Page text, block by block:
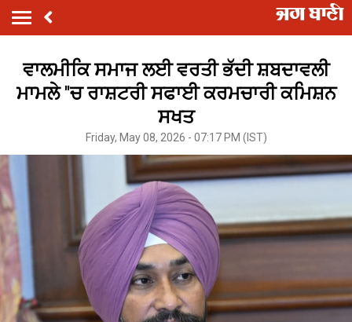
ਵਾਲਮੀਕਿ ਸਮਾਜ ਲਈ ਵਰਤੀ ਭੱਦੀ ਸ਼ਬਦਾਵਲੀ
ਮਾਮਲੇ ''ਚ ਰਾਸ਼ਟਰੀ ਸਫਾਈ ਕਰਮਚਾਰੀ ਕਮਿਸ਼ਨ
ਸਖਤ
Friday, May 08, 2026 - 07:17 PM (IST)